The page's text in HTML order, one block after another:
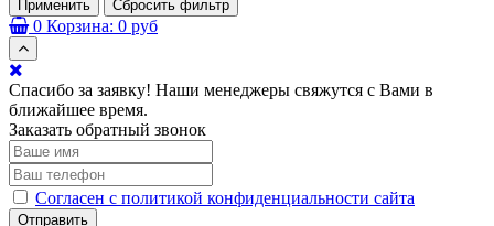
Применить Сбросить фильтр
0 Корзина: 0 руб
Спасибо за заявку! Наши менеджеры свяжутся с Вами в
ближайшее время.
Заказать обратный звонок
Согласен с политикой конфиденциальности сайта
Отправить